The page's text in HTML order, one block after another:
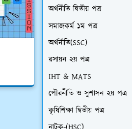
অর্থনীতি দ্বিতীয় পত্র
সমাজকর্ম ১ম পত্র
অর্থনীতি(SSC)
রসায়ন ২য় পত্র
IHT & MATS
পৌরনীতি ও সুশাসন ২য় পত্র
কৃষিশিক্ষা দ্বিতীয় পত্র